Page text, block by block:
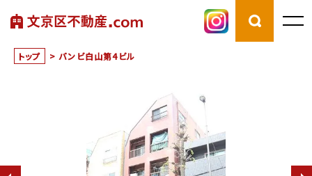
トップ > バンビ白山第4ビル